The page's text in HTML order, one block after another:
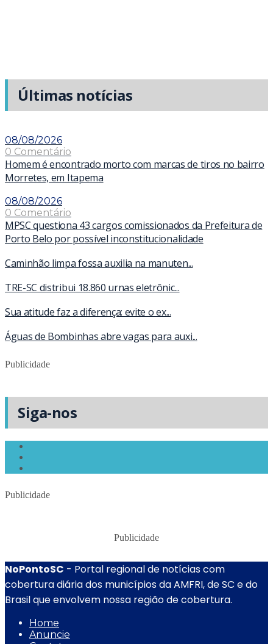
Últimas notícias
08/08/2026
0 Comentário
Homem é encontrado morto com marcas de tiros no bairro
Morretes, em Itapema
08/08/2026
0 Comentário
MPSC questiona 43 cargos comissionados da Prefeitura de
Porto Belo por possível inconstitucionalidade
Caminhão limpa fossa auxilia na manuten...
TRE-SC distribui 18.860 urnas eletrônic...
Sua atitude faz a diferença: evite o ex...
Águas de Bombinhas abre vagas para auxi...
Publicidade
Siga-nos
Publicidade
Publicidade
NoPontoSC - Portal regional de notícias com
cobertura diária dos municípios da AMFRI, de SC e do
Brasil que envolvem nossa região de cobertura.
Home
Anuncie